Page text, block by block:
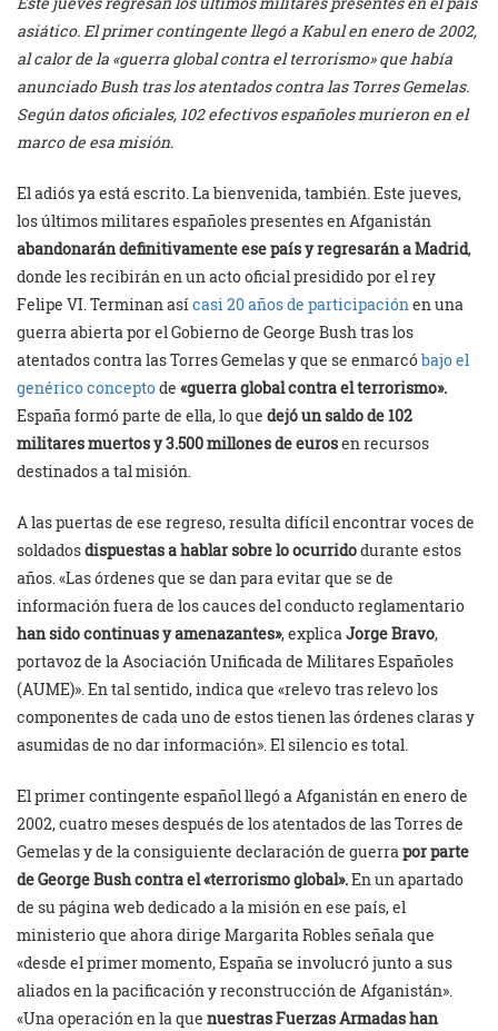
asiático. El primer contingente llegó a Kabul en enero de 2002,
al calor de la «guerra global contra el terrorismo» que había
anunciado Bush tras los atentados contra las Torres Gemelas.
Según datos oficiales, 102 efectivos españoles murieron en el
marco de esa misión.
El adiós ya está escrito. La bienvenida, también. Este jueves,
los últimos militares españoles presentes en Afganistán
abandonarán definitivamente ese país y regresarán a Madrid,
donde les recibirán en un acto oficial presidido por el rey
Felipe VI. Terminan asícasi 20 años de participaciónen una
guerra abierta por el Gobierno de George Bush tras los
atentados contra las Torres Gemelas y que se enmarcóbajo el
genérico conceptode «guerra global contra el terrorismo».
España formó parte de ella, lo que dejó un saldo de 102
militares muertos y 3.500 millones de eurosen recursos
destinados a tal misión.
A las puertas de ese regreso, resulta difícil encontrar voces de
soldadosdispuestas a hablar sobre lo ocurridodurante estos
años. «Las órdenes que se dan para evitar que se de
información fuera de los cauces del conducto reglamentario
han sido continuas y amenazantes», explicaJorge Bravo,
portavoz de la Asociación Unificada de Militares Españoles
(AUME)». En tal sentido, indica que «relevo tras relevo los
componentes de cada uno de estos tienen las órdenes claras y
asumidas de no dar información». El silencio es total.
El primer contingente español llegó a Afganistán en enero de
2002, cuatro meses después de los atentados de las Torres de
Gemelas y de la consiguiente declaración de guerrapor parte
de George Bush contra el «terrorismo global».En un apartado
de su página web dedicado a la misión en ese país, el
ministerio que ahora dirige Margarita Robles señala que
«desde el primer momento, España se involucró junto a sus
aliados en la pacificación y reconstrucción de Afganistán».
«Una operación en la que nuestras Fuerzas Armadas han